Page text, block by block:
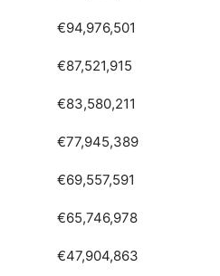
€94,976,501
€87,521,915
€83,580,211
€77,945,389
€69,557,591
€65,746,978
€47,904,863